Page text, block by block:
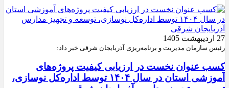
27 اردیبهشت 1405
رئیس سازمان مدیریت و برنامه‌ریزی آذربایجان شرقی خبر داد:
کسب عنوان نخست در ارزیابی کیفیت پروژه‌های
آموزشی استان در سال ۱۴۰۴ توسط اداره‌کل نوسازی،